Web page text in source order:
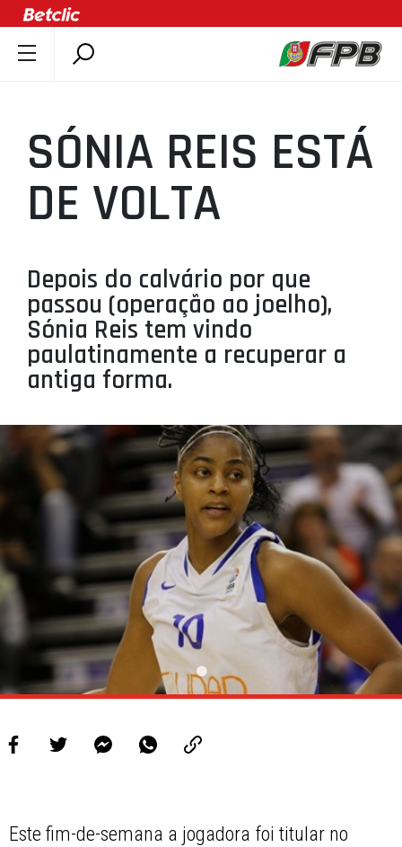
DOCUMENTOS
ÚLTIMAS
COMPETIÇÕES
ASSOCIAÇÕES
AGENTES
AGENDA
SELEÇÕES
MINIBASQUETE
ÁREA TÉCNICA
PROJETOS
LIGA BETCLIC MASCULINA
LIGA BETCLIC FEMININA
SÓNIA REIS ESTÁ
DE VOLTA
Depois do calvário por que
passou (operação ao joelho),
Sónia Reis tem vindo
paulatinamente a recuperar a
antiga forma.
Este fim-de-semana a jogadora foi titular no